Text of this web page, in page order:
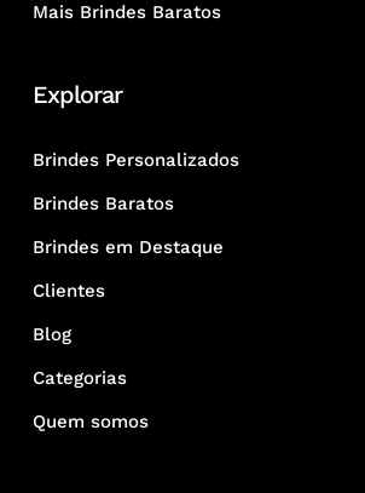
Mais Brindes Baratos
Explorar
Brindes Personalizados
Brindes Baratos
Brindes em Destaque
Clientes
Blog
Categorias
Quem somos